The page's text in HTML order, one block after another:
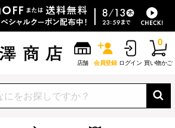
店舗 会員登録 ログイン 買い物かご
0